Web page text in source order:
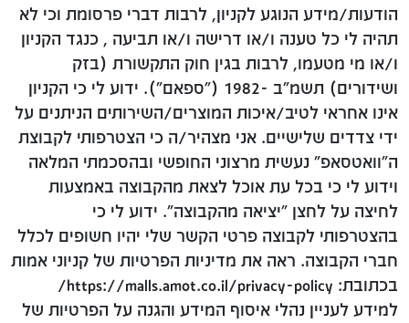
הודעות/מידע הנוגע לקניון, לרבות דברי פרסומת וכי לא
תהיה לי כל טענה ו/או דרישה ו/או תביעה , כנגד הקניון
ו/או מי מטעמו, לרבות בגין חוק התקשורת (בזק
ושידורים) תשמ"ב -1982 ("ספאם"). ידוע לי כי הקניון
אינו אחראי לטיב/איכות המוצרים/השירותים הניתנים על
ידי צדדים שלישיים. אני מצהיר/ה כי הצטרפותי לקבוצת
ה"וואטסאפ" נעשית מרצוני החופשי ובהסכמתי המלאה
וידוע לי כי בכל עת אוכל לצאת מהקבוצה באמצעות
לחיצה על לחצן "יציאה מהקבוצה". ידוע לי כי
בהצטרפותי לקבוצה פרטי הקשר שלי יהיו חשופים לכלל
חברי הקבוצה. ראה את מדיניות הפרטיות של קניוני אמות
בכתובת: https://malls.amot.co.il/privacy-policy/
למידע לעניין נהלי איסוף המידע והגנה על הפרטיות של